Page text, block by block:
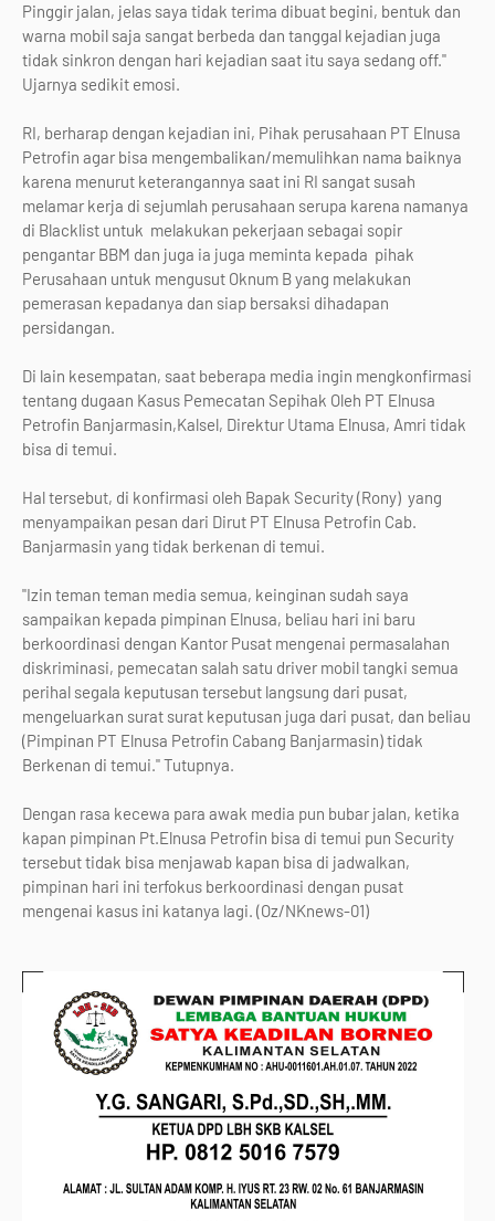
Pinggir jalan, jelas saya tidak terima dibuat begini, bentuk dan
warna mobil saja sangat berbeda dan tanggal kejadian juga
tidak sinkron dengan hari kejadian saat itu saya sedang off."
Ujarnya sedikit emosi.
RI, berharap dengan kejadian ini, Pihak perusahaan PT Elnusa
Petrofin agar bisa mengembalikan/memulihkan nama baiknya
karena menurut keterangannya saat ini RI sangat susah
melamar kerja di sejumlah perusahaan serupa karena namanya
di Blacklist untuk melakukan pekerjaan sebagai sopir
pengantar BBM dan juga ia juga meminta kepada pihak
Perusahaan untuk mengusut Oknum B yang melakukan
pemerasan kepadanya dan siap bersaksi dihadapan
persidangan.
Di lain kesempatan, saat beberapa media ingin mengkonfirmasi
tentang dugaan Kasus Pemecatan Sepihak Oleh PT Elnusa
Petrofin Banjarmasin,Kalsel, Direktur Utama Elnusa, Amri tidak
bisa di temui.
Hal tersebut, di konfirmasi oleh Bapak Security (Rony) yang
menyampaikan pesan dari Dirut PT Elnusa Petrofin Cab.
Banjarmasin yang tidak berkenan di temui.
"Izin teman teman media semua, keinginan sudah saya
sampaikan kepada pimpinan Elnusa, beliau hari ini baru
berkoordinasi dengan Kantor Pusat mengenai permasalahan
diskriminasi, pemecatan salah satu driver mobil tangki semua
perihal segala keputusan tersebut langsung dari pusat,
mengeluarkan surat surat keputusan juga dari pusat, dan beliau
(Pimpinan PT Elnusa Petrofin Cabang Banjarmasin) tidak
Berkenan di temui." Tutupnya.
Dengan rasa kecewa para awak media pun bubar jalan, ketika
kapan pimpinan Pt.Elnusa Petrofin bisa di temui pun Security
tersebut tidak bisa menjawab kapan bisa di jadwalkan,
pimpinan hari ini terfokus berkoordinasi dengan pusat
mengenai kasus ini katanya lagi. (Oz/NKnews-01)